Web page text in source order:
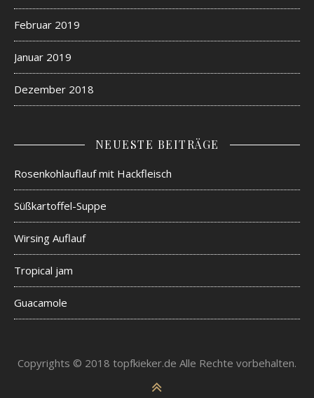
Februar 2019
Januar 2019
Dezember 2018
NEUESTE BEITRÄGE
Rosenkohlauflauf mit Hackfleisch
Süßkartoffel-Suppe
Wirsing Auflauf
Tropical jam
Guacamole
Copyrights © 2018 topfkieker.de Alle Rechte vorbehalten.